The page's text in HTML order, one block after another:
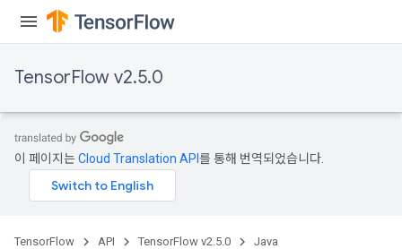
TensorFlow v2.5.0
이 페이지는Cloud Translation API 를 통해 번역되었습니다.
TensorFlow API TensorFlow v2.5.0 Java